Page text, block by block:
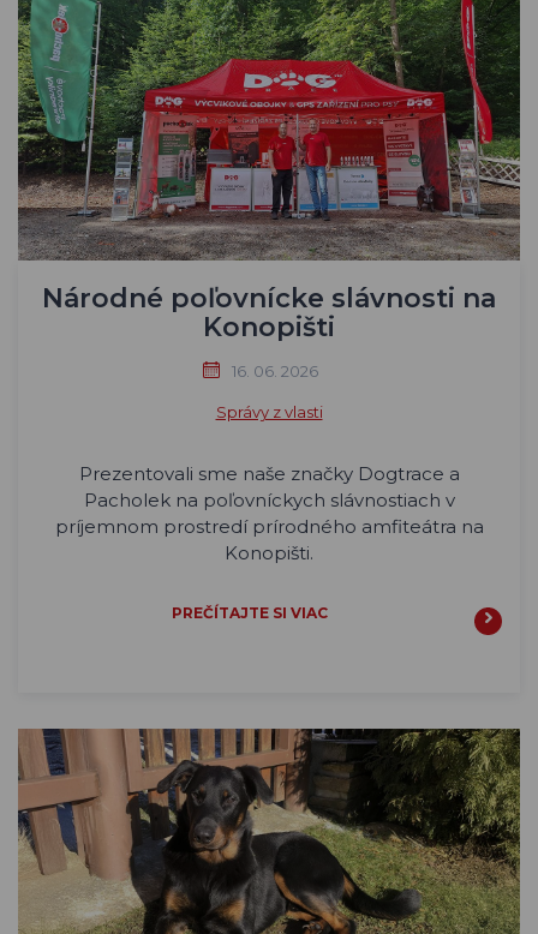
Národné poľovnícke slávnosti na
Konopišti
16. 06. 2026
Správy z vlasti
Prezentovali sme naše značky Dogtrace a
Pacholek na poľovníckych slávnostiach v
príjemnom prostredí prírodného amfiteátra na
Konopišti.
PREČÍTAJTE SI VIAC